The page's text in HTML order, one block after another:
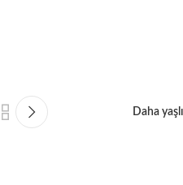
Daha yaşlı